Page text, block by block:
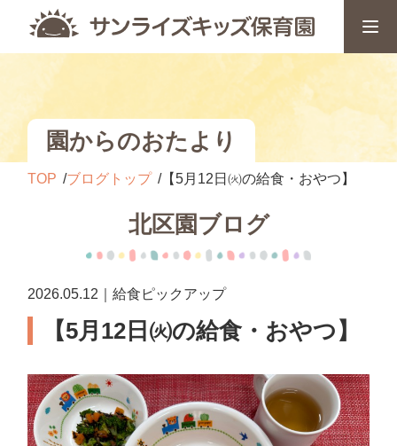
園からのおたより
TOP ブログトップ 【5月12日㈫の給食・おやつ】
北区園ブログ
2026.05.12｜給食ピックアップ
【5月12日㈫の給食・おやつ】